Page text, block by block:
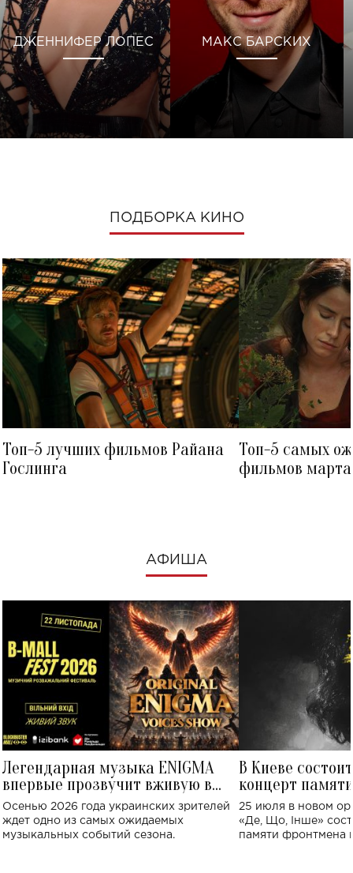
ДЖЕННИФЕР ЛОПЕС МАКС БАРСКИХ
ПОДБОРКА КИНО
Топ-5 лучших фильмов Райана
Гослинга
Топ-5 самых
фильмов
АФИША
Легендарная музыка ENIGMA
впервые прозвучит вживую в
Украине: где состоится концерт
Осенью 2026 года украинских зрителей
ждет одно из самых ожидаемых
музыкальных событий сезона.
В Киеве
концерт
Клименко:
исполнят песни
25 июля в новом
«Де, Що, Інше»
памяти фронтмена